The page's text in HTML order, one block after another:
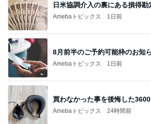
日米協調介入の裏にある損得勘
Amebaトピックス 1日前
8月前半のご予約可能枠のお知
Amebaトピックス 1日前
買わなかった事を後悔した
Amebaトピックス 24時間前